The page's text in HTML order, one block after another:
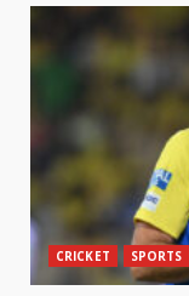
CRICKET SPORTS